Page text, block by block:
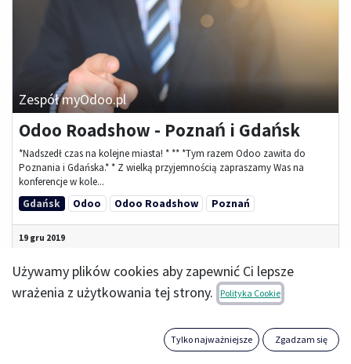
Zespół myOdoo.pl
Odoo Roadshow - Poznań i Gdańsk
*Nadszedł czas na kolejne miasta! * ** *Tym razem Odoo zawita do
Poznania i Gdańska.* * Z wielką przyjemnością zapraszamy Was na
konferencje w kole...
Gdańsk
Odoo Odoo Roadshow Poznań
19 gru 2019
Używamy plików cookies aby zapewnić Ci lepsze
wrażenia z użytkowania tej strony.
Polityka Cookie
Tylko najważniejsze Zgadzam się